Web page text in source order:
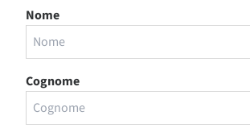
Nome
Cognome